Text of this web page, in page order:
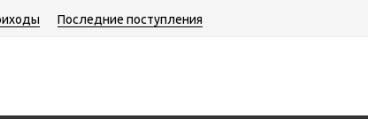
Последние поступления